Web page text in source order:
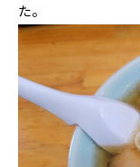
た。